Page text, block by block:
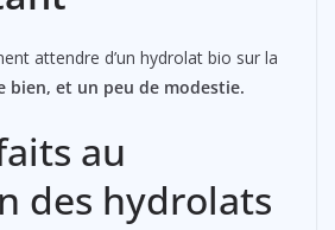
attendre d’un hydrolat bio sur la
bien, et un peu de modestie.
au
des hydrolats